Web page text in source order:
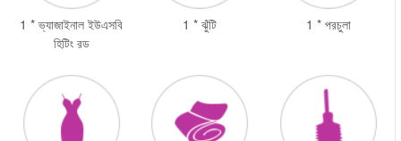
1 * ভ্যাজাইনাল ইউএসবি
হিটিং রড
1 * ঝুঁটি 1 * পরচুলা